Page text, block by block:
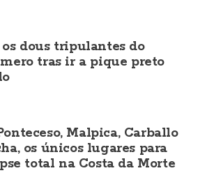
os dous tripulantes do
tras ir a pique preto
Malpica, Carballo
os únicos lugares para
total na Costa da Morte